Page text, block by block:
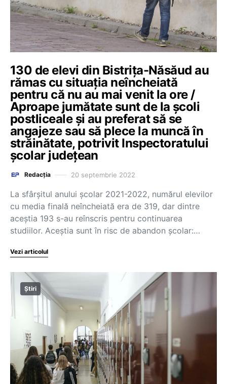
130 de elevi din Bistrița-Năsăud au
rămas cu situația neîncheiată
pentru că nu au mai venit la ore /
Aproape jumătate sunt de la școli
postliceale și au preferat să se
angajeze sau să plece la muncă în
străinătate, potrivit Inspectoratului
școlar județean
Redacția 20 septembrie 2022
La sfârşitul anului şcolar 2021-2022, numărul elevilor
cu media finală neîncheiată era de 319, dar dintre
aceştia 193 s-au reînscris pentru continuarea
studiilor. Aceștia sunt în risc de abandon școlar:…
Vezi articolul
Știri